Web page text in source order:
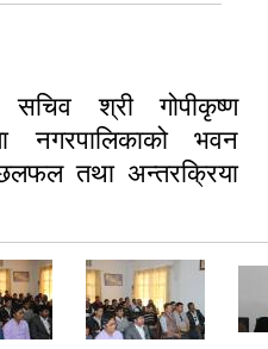
श्री गोपीकृष्ण
नगरपालिकाको भवन
छलफल तथा अन्तरक्रिया